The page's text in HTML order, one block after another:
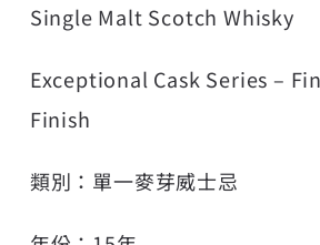
Single Malt Scotch Whisky
Exceptional Cask Series –
Finish
類別：單一麥芽威士忌